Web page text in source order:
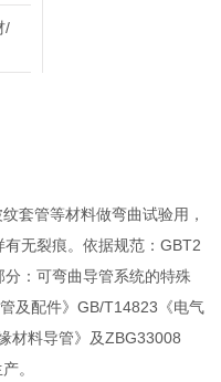
/
套管等材料做弯曲试验用，
无裂痕。依据规范：GBT2
：可弯曲导管系统的特殊
及配件》GB/T14823《电气
材料导管》及ZBG33008
。